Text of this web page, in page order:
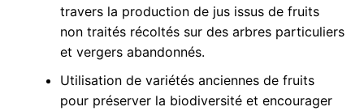
travers la production de jus issus de fruits
non traités récoltés sur des arbres particuliers
et vergers abandonnés.
Utilisation de variétés anciennes de fruits
pour préserver la biodiversité et encourager